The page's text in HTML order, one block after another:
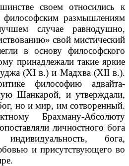
своем относились к
размышлениям
случае равнодушно,
свой мистический
в основу философского
принадлежали такие яркие
(XI в.) и Мадхва (XII в.).
философию адвайта-
Шанкарой, и утверждали,
но и мир, им сотворенный.
Брахману-Абсолюту
личностного бога
бога,
и присутствующего во